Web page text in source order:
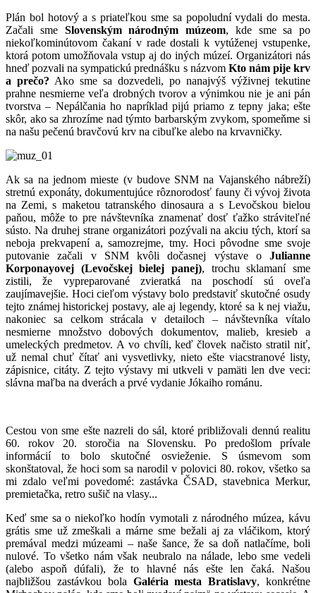
Plán bol hotový a s priateľkou sme sa popoludní vydali do mesta.
Začali sme Slovenským národným múzeom, kde sme sa po
niekoľkominútovom čakaní v rade dostali k vytúženej vstupenke,
ktorá potom umožňovala vstup aj do iných múzeí. Organizátori nás
hneď pozvali na sympatickú prednášku s názvom Kto nám pije krv
a prečo? Ako sme sa dozvedeli, po nanajvýš výživnej tekutine
prahne nesmierne veľa drobných tvorov a výnimkou nie je ani pán
tvorstva – Nepálčania ho napríklad pijú priamo z tepny jaka; ešte
skôr, ako sa zhrozíme nad týmto barbarským zvykom, spomeňme si
na našu pečenú bravčovú krv na cibuľke alebo na krvavničky.
Ak sa na jednom mieste (v budove SNM na Vajanského nábreží)
stretnú exponáty, dokumentujúce rôznorodosť fauny či vývoj života
na Zemi, s maketou tatranského dinosaura a s Levočskou bielou
paňou, môže to pre návštevníka znamenať dosť ťažko stráviteľné
sústo. Na druhej strane organizátori pozývali na akciu tých, ktorí sa
neboja prekvapení a, samozrejme, tmy. Hoci pôvodne sme svoje
putovanie začali v SNM kvôli dočasnej výstave o Julianne
Korponayovej (Levočskej bielej panej), trochu sklamaní sme
zistili, že vypreparované zvieratká na poschodí sú oveľa
zaujímavejšie. Hoci cieľom výstavy bolo predstaviť skutočné osudy
tejto známej historickej postavy, ale aj legendy, ktoré sa k nej viažu,
nakoniec sa celkom strácala v detailoch – návštevníka vítalo
nesmierne množstvo dobových dokumentov, malieb, kresieb a
umeleckých predmetov. A vo chvíli, keď človek načisto stratil niť,
už nemal chuť čítať ani vysvetlivky, nieto ešte viacstranové listy,
zápisnice, citáty. Z tejto výstavy mi utkveli v pamäti len dve veci:
slávna maľba na dverách a prvé vydanie Jókaiho románu.
Cestou von sme ešte nazreli do sál, ktoré približovali dennú realitu
60. rokov 20. storočia na Slovensku. Po predošlom prívale
informácií to bolo skutočné osvieženie. S úsmevom som
skonštatoval, že hoci som sa narodil v polovici 80. rokov, všetko sa
mi zdalo veľmi povedomé: zastávka ČSAD, stavebnica Merkur,
premietačka, retro sušič na vlasy...
Keď sme sa o niekoľko hodín vymotali z národného múzea, kávu
grátis sme už zmeškali a márne sme bežali aj za vláčikom, ktorý
premával medzi múzeami – naše šance, že sa doň natlačíme, boli
nulové. To všetko nám však neubralo na nálade, lebo sme vedeli
(alebo aspoň dúfali), že to hlavné nás ešte len čaká. Našou
najbližšou zastávkou bola Galéria mesta Bratislavy, konkrétne